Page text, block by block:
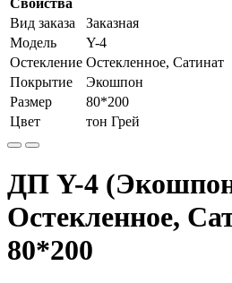
Вид заказа
Заказная
Модель
Y-4
Остекление Остекленное, Сатинат
Покрытие
Экошпон
Размер
80*200
Цвет
тон Грей
ДП Y-4
Остекленное,
80*200